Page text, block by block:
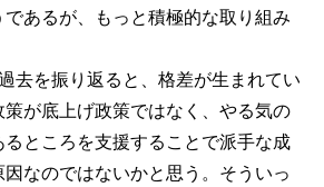
あるが、もっと積極的な取り組み
去を振り返ると、格差が生まれてい
策が底上げ政策ではなく、やる気の
ところを支援することで派手な成
なのではないかと思う。そういっ